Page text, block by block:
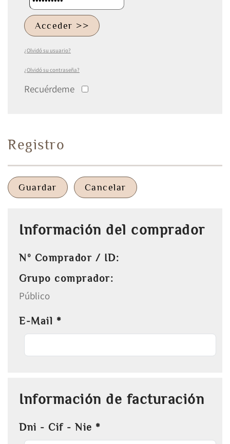
Acceder >>
¿Olvidó su usuario?
¿Olvidó su contraseña?
Recuérdeme
Registro
Guardar Cancelar
Información del comprador
Nº Comprador / ID:
Grupo comprador:
Público
E-Mail *
Información de facturación
Dni - Cif - Nie *